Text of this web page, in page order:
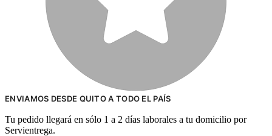
ENVIAMOS DESDE QUITO A TODO EL PAÍS
Tu pedido llegará en sólo 1 a 2 días laborales a tu domicilio por
Servientrega.